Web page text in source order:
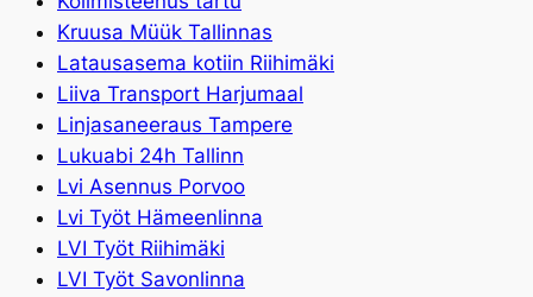
Kruusa Müük Tallinnas
Latausasema kotiin Riihimäki
Liiva Transport Harjumaal
Linjasaneeraus Tampere
Lukuabi 24h Tallinn
Lvi Asennus Porvoo
Lvi Työt Hämeenlinna
LVI Työt Riihimäki
LVI Työt Savonlinna